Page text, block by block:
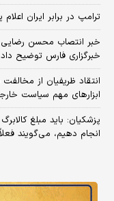
ترامپ در برابر ایران
خبر انتصاب محسن
خبرگزاری فارس توضیح داد
انتقاد ظریفیان از
ابزارهای مهم سیاست
پزشکیان: باید مبلغ
انجام دهیم، می‌گویند